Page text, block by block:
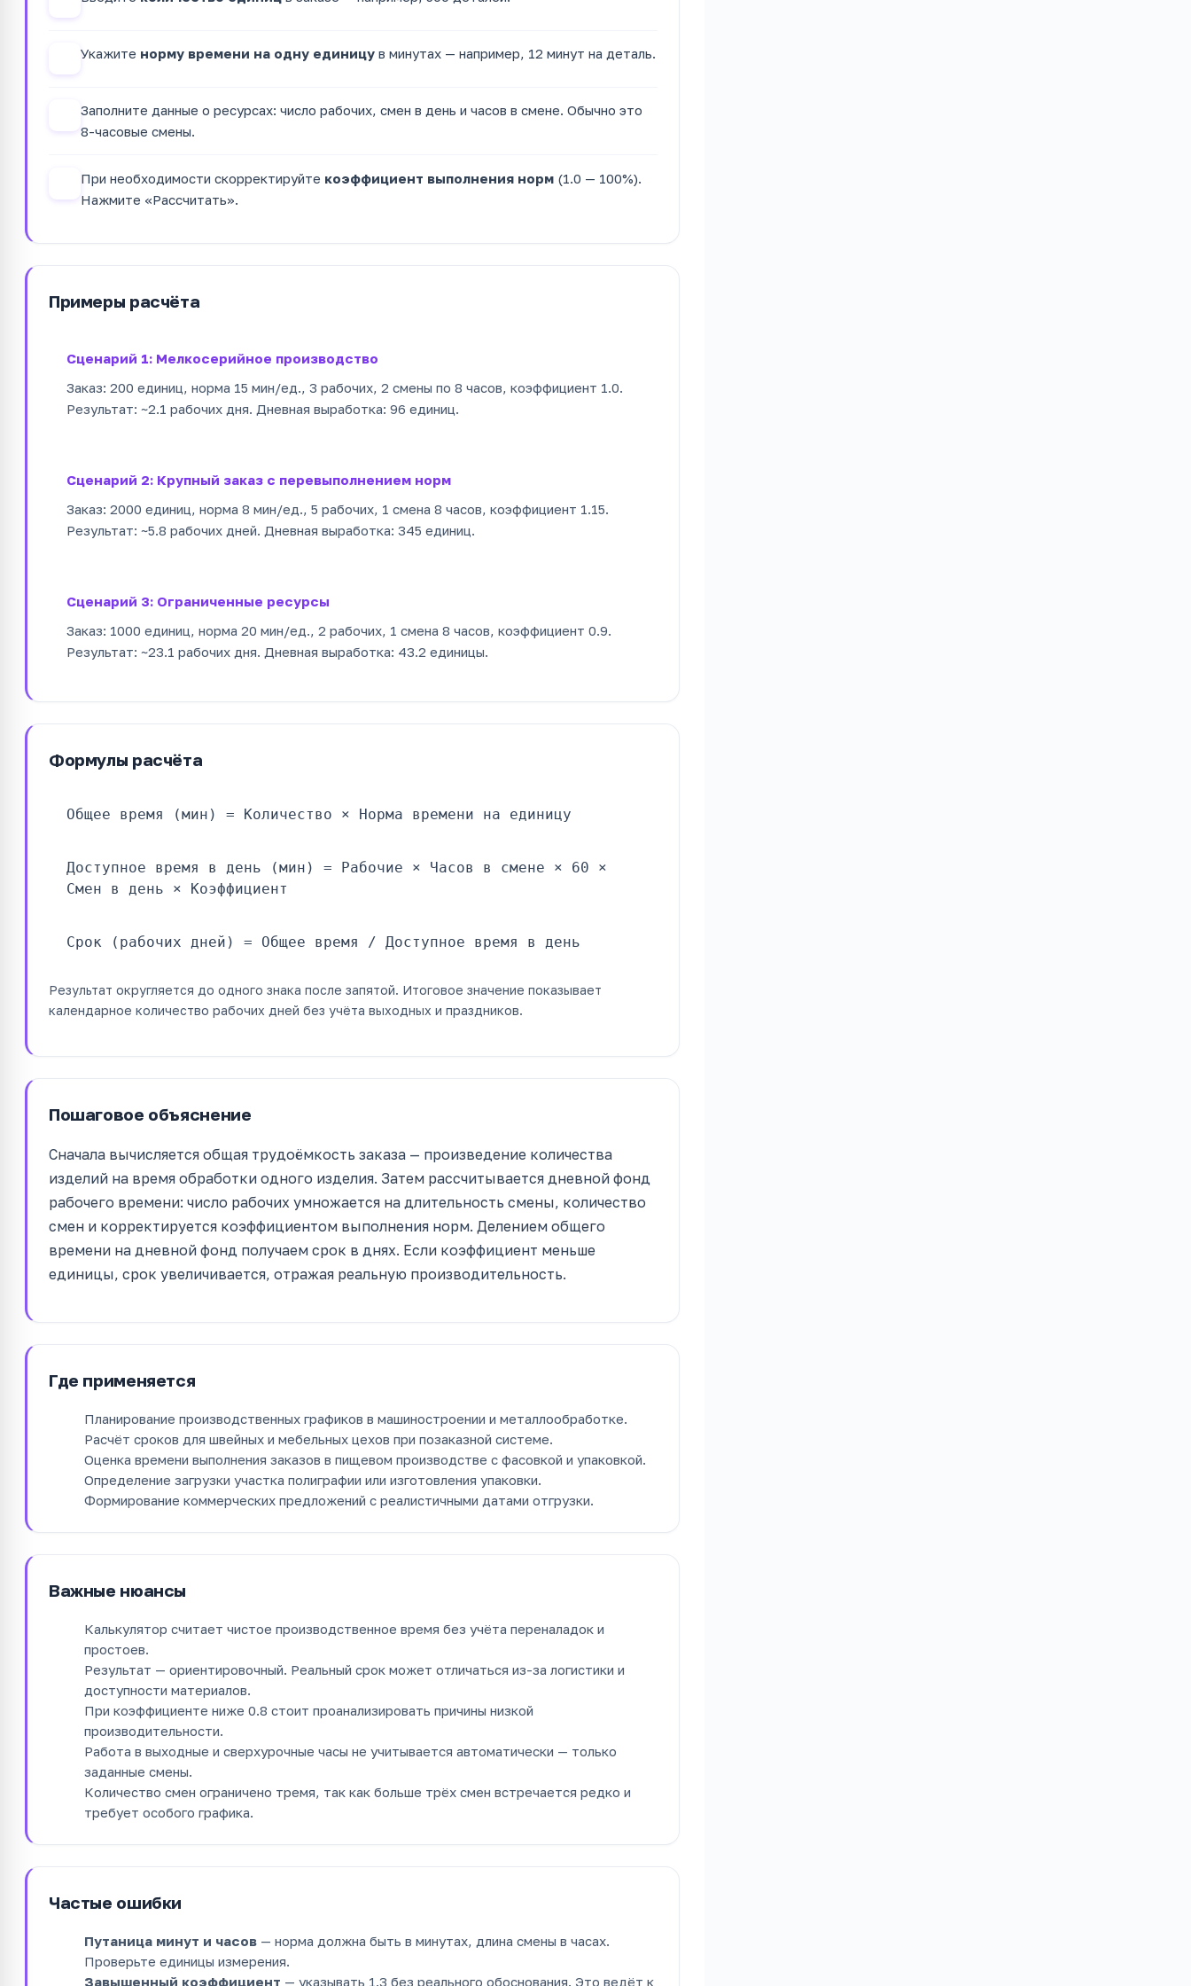
Укажите норму времени на одну единицу в минутах — например, 12 минут на деталь.
Заполните данные о ресурсах: число рабочих, смен в день и часов в смене. Обычно это
8-часовые смены.
При необходимости скорректируйте коэффициент выполнения норм (1.0 — 100%).
Нажмите «Рассчитать».
Примеры расчёта
Сценарий 1: Мелкосерийное производство
Заказ: 200 единиц, норма 15 мин/ед., 3 рабочих, 2 смены по 8 часов, коэффициент 1.0.
Результат: ~2.1 рабочих дня. Дневная выработка: 96 единиц.
Сценарий 2: Крупный заказ с перевыполнением норм
Заказ: 2000 единиц, норма 8 мин/ед., 5 рабочих, 1 смена 8 часов, коэффициент 1.15.
Результат: ~5.8 рабочих дней. Дневная выработка: 345 единиц.
Сценарий 3: Ограниченные ресурсы
Заказ: 1000 единиц, норма 20 мин/ед., 2 рабочих, 1 смена 8 часов, коэффициент 0.9.
Результат: ~23.1 рабочих дня. Дневная выработка: 43.2 единицы.
Формулы расчёта
Общее время (мин) = Количество × Норма времени на единицу
Доступное время в день (мин) = Рабочие × Часов в смене × 60 ×
Смен в день × Коэффициент
Срок (рабочих дней) = Общее время / Доступное время в день
Результат округляется до одного знака после запятой. Итоговое значение показывает
календарное количество рабочих дней без учёта выходных и праздников.
Пошаговое объяснение
Сначала вычисляется общая трудоёмкость заказа — произведение количества
изделий на время обработки одного изделия. Затем рассчитывается дневной фонд
рабочего времени: число рабочих умножается на длительность смены, количество
смен и корректируется коэффициентом выполнения норм. Делением общего
времени на дневной фонд получаем срок в днях. Если коэффициент меньше
единицы, срок увеличивается, отражая реальную производительность.
Где применяется
Планирование производственных графиков в машиностроении и металлообработке.
Расчёт сроков для швейных и мебельных цехов при позаказной системе.
Оценка времени выполнения заказов в пищевом производстве с фасовкой и упаковкой.
Определение загрузки участка полиграфии или изготовления упаковки.
Формирование коммерческих предложений с реалистичными датами отгрузки.
Важные нюансы
Калькулятор считает чистое производственное время без учёта переналадок и
простоев.
Результат — ориентировочный. Реальный срок может отличаться из-за логистики и
доступности материалов.
При коэффициенте ниже 0.8 стоит проанализировать причины низкой
производительности.
Работа в выходные и сверхурочные часы не учитывается автоматически — только
заданные смены.
Количество смен ограничено тремя, так как больше трёх смен встречается редко и
требует особого графика.
Частые ошибки
Путаница минут и часов — норма должна быть в минутах, длина смены в часах.
Проверьте единицы измерения.
Завышенный коэффициент — указывать 1.3 без реального обоснования. Это ведёт к